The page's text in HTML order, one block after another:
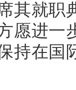
其就职
愿进一
持在国